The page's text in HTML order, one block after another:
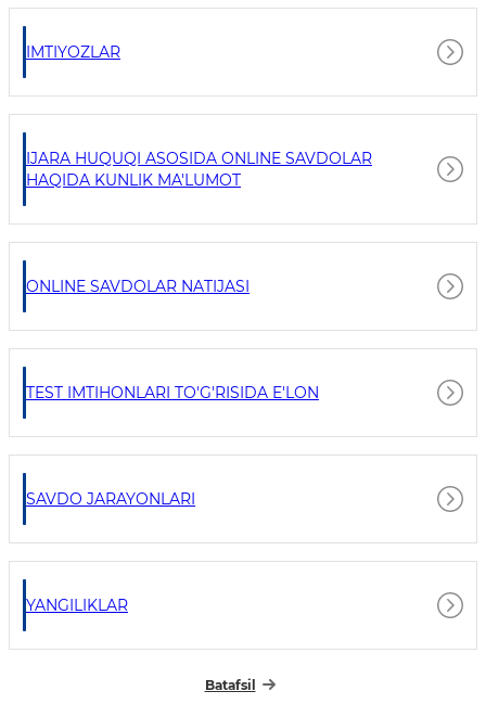
IMTIYOZLAR
IJARA HUQUQI ASOSIDA ONLINE SAVDOLAR
HAQIDA KUNLIK MA'LUMOT
ONLINE SAVDOLAR NATIJASI
TEST IMTIHONLARI TO'G'RISIDA E'LON
SAVDO JARAYONLARI
YANGILIKLAR
Batafsil